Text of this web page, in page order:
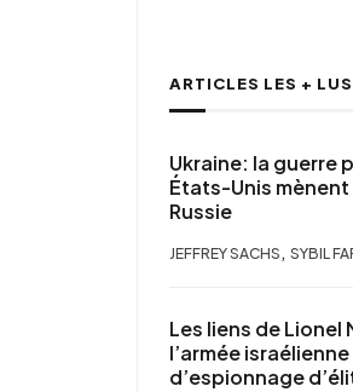
ARTICLES LES + LUS
Ukraine: la guerre
États-Unis
Russie
JEFFREY SACHS , SYBIL
Les liens de Lionel
l’armée
d’espionnage